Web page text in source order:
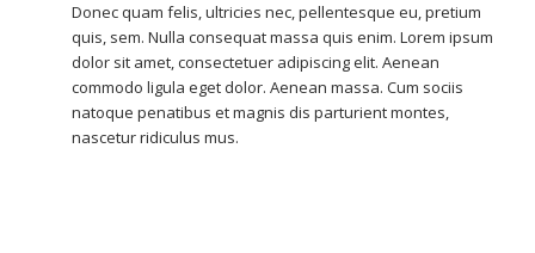
Donec quam felis, ultricies nec, pellentesque eu, pretium
quis, sem. Nulla consequat massa quis enim. Lorem ipsum
dolor sit amet, consectetuer adipiscing elit. Aenean
commodo ligula eget dolor. Aenean massa. Cum sociis
natoque penatibus et magnis dis parturient montes,
nascetur ridiculus mus.